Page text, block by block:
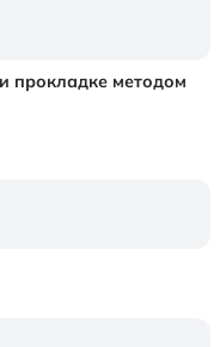
прокладке методом